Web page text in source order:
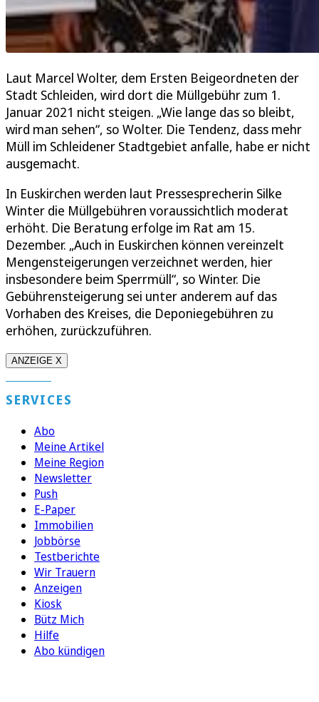
Laut Marcel Wolter, dem Ersten Beigeordneten der
Stadt Schleiden, wird dort die Müllgebühr zum 1.
Januar 2021 nicht steigen. „Wie lange das so bleibt,
wird man sehen“, so Wolter. Die Tendenz, dass mehr
Müll im Schleidener Stadtgebiet anfalle, habe er nicht
ausgemacht.
In Euskirchen werden laut Pressesprecherin Silke
Winter die Müllgebühren voraussichtlich moderat
erhöht. Die Beratung erfolge im Rat am 15.
Dezember. „Auch in Euskirchen können vereinzelt
Mengensteigerungen verzeichnet werden, hier
insbesondere beim Sperrmüll“, so Winter. Die
Gebührensteigerung sei unter anderem auf das
Vorhaben des Kreises, die Deponiegebühren zu
erhöhen, zurückzuführen.
ANZEIGE X
SERVICES
Abo
Meine Artikel
Meine Region
Newsletter
Push
E-Paper
Immobilien
Jobbörse
Testberichte
Wir Trauern
Anzeigen
Kiosk
Bütz Mich
Hilfe
Abo kündigen